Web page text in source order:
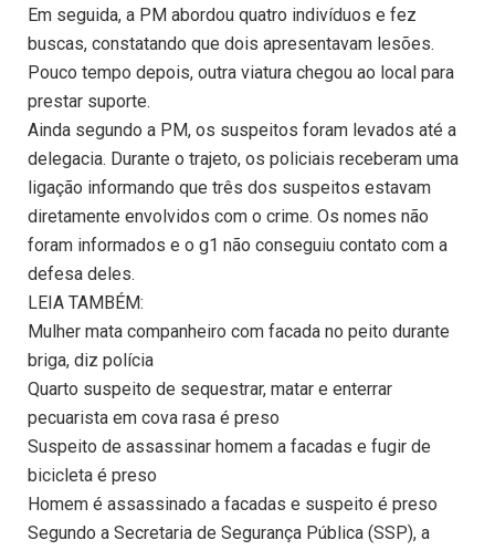
Em seguida, a PM abordou quatro indivíduos e fez
buscas, constatando que dois apresentavam lesões.
Pouco tempo depois, outra viatura chegou ao local para
prestar suporte.
Ainda segundo a PM, os suspeitos foram levados até a
delegacia. Durante o trajeto, os policiais receberam uma
ligação informando que três dos suspeitos estavam
diretamente envolvidos com o crime. Os nomes não
foram informados e o g1 não conseguiu contato com a
defesa deles.
LEIA TAMBÉM:
Mulher mata companheiro com facada no peito durante
briga, diz polícia
Quarto suspeito de sequestrar, matar e enterrar
pecuarista em cova rasa é preso
Suspeito de assassinar homem a facadas e fugir de
bicicleta é preso
Homem é assassinado a facadas e suspeito é preso
Segundo a Secretaria de Segurança Pública (SSP), a